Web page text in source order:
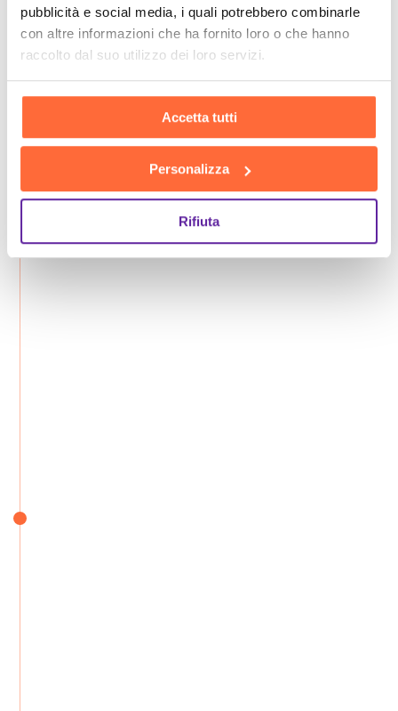
pubblicità e social media, i quali potrebbero combinarle
con altre informazioni che ha fornito loro o che hanno
raccolto dal suo utilizzo dei loro servizi.
Accetta tutti
Personalizza
Rifiuta